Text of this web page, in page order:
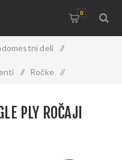
0
deli /
/ Ročke /
PLY ROČAJI